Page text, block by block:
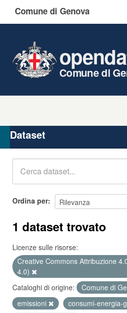
Comune di Genova
Comune di
Organizzazioni
Gruppi
Dataset
Ordina per
1 dataset trovato
Licenze sulle risorse:
Creative Commons Attribuzione
4.0)
Cataloghi di origine:
Comune di
emissioni
consumi-energia-